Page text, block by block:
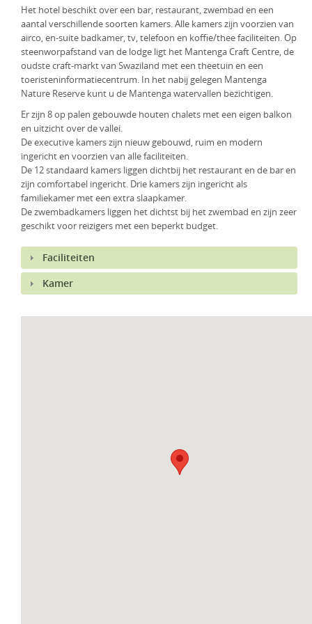
Groepsreis
Uganda
Zambia
Zimbabwe
KLM Preferred Partner
Het hotel beschikt over een bar, restaurant, zwembad en een
aantal verschillende soorten kamers. Alle kamers zijn voorzien van
airco, en-suite badkamer, tv, telefoon en koffie/thee faciliteiten. Op
steenworpafstand van de lodge ligt het Mantenga Craft Centre, de
oudste craft-markt van Swaziland met een theetuin en een
toeristeninformatiecentrum. In het nabij gelegen Mantenga
Nature Reserve kunt u de Mantenga watervallen bezichtigen.
Er zijn 8 op palen gebouwde houten chalets met een eigen balkon
en uitzicht over de vallei.
De executive kamers zijn nieuw gebouwd, ruim en modern
ingericht en voorzien van alle faciliteiten.
De 12 standaard kamers liggen dichtbij het restaurant en de bar en
zijn comfortabel ingericht. Drie kamers zijn ingericht als
familiekamer met een extra slaapkamer.
De zwembadkamers liggen het dichtst bij het zwembad en zijn zeer
geschikt voor reizigers met een beperkt budget.
Faciliteiten
Kamer